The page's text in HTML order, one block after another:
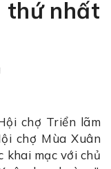
thứ nhất
chợ Triển lãm
chợ Mùa Xuân
khai mạc với chủ